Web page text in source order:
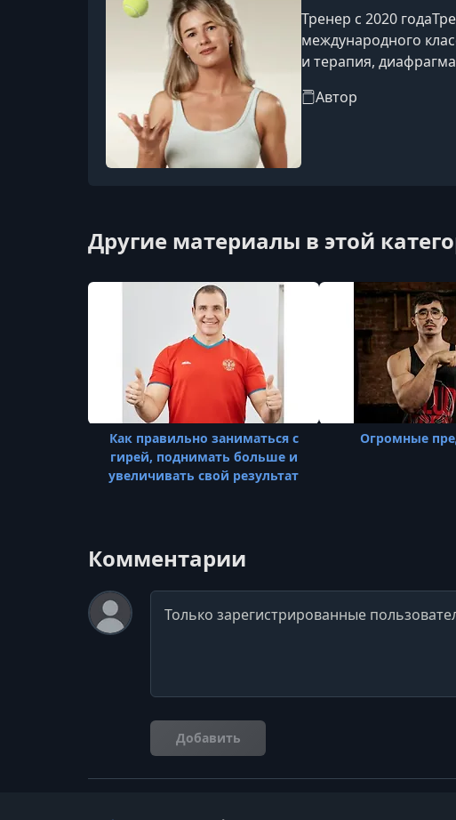
Тренер с 2020
международного
и терапия,
Автор
Другие материалы в этой
Как правильно заниматься с
гирей, поднимать больше и
увеличивать свой результат
Огромные
Комментарии
Комментарий
Добавить